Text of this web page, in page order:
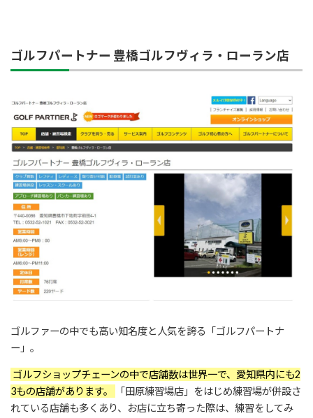
ゴルフパートナー 豊橋ゴルフヴィラ・ローラン店
ゴルファーの中でも高い知名度と人気を誇る「ゴルフパートナ
ー」。
ゴルフショップチェーンの中で店舗数は世界一で、愛知県内にも2
3もの店舗があります。
「田原練習場店」をはじめ練習場が併設さ
れている店舗も多くあり、お店に立ち寄った際は、練習をしてみ